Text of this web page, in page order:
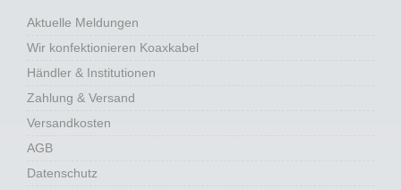
Aktuelle Meldungen
Wir konfektionieren Koaxkabel
Händler & Institutionen
Zahlung & Versand
Versandkosten
AGB
Datenschutz